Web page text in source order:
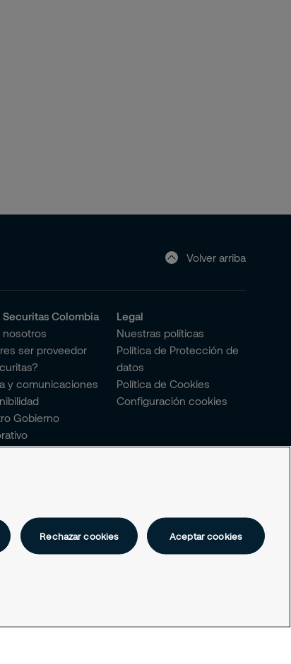
Volver arriba
Securitas Colombia
nosotros
ser proveedor
y comunicaciones
Gobierno
Securitas
con Securitas
Legal
Nuestras políticas
Política de Protección de
datos
Política de Cookies
Configuración cookies
Rechazar cookies Aceptar cookies